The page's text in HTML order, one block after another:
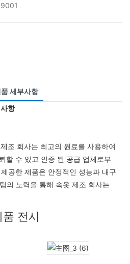
세부사항
항
조 회사는 최고의 원료를 사용하여
할 수 있고 인증 된 공급 업체로부
공한 제품은 안정적인 성능과 내구
의 노력을 통해 속옷 제조 회사는
품 전시